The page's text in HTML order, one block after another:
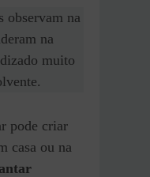
observam na
na
muito
pode criar
casa ou na